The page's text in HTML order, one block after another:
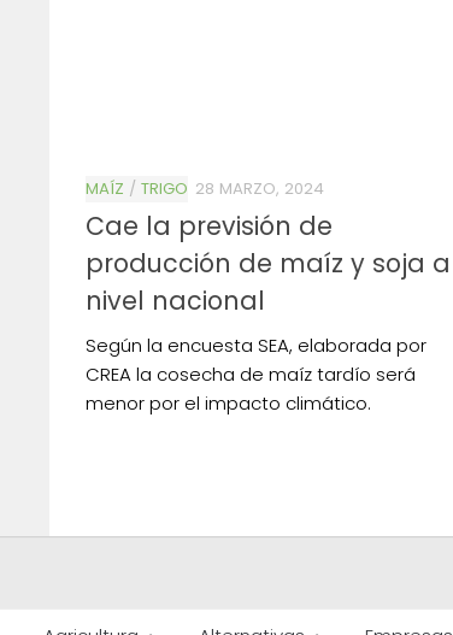
MAÍZ / TRIGO 28 MARZO, 2024
Cae la previsión de
producción de maíz y soja a
nivel nacional
Según la encuesta SEA, elaborada por
CREA la cosecha de maíz tardío será
menor por el impacto climático.